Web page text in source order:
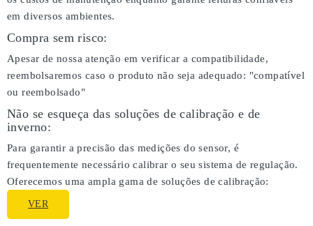
em diversos ambientes.
Compra sem risco:
Apesar de nossa atenção em verificar a compatibilidade,
reembolsaremos caso o produto não seja adequado: "compatível
ou reembolsado"
Não se esqueça das soluções de calibração e de
inverno:
Para garantir a precisão das medições do sensor, é
frequentemente necessário calibrar o seu sistema de regulação.
Oferecemos uma ampla gama de soluções de calibração:
VER